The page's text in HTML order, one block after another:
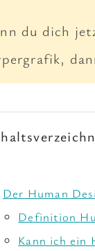
du dich
Der Human
Definition
Kann ich ein